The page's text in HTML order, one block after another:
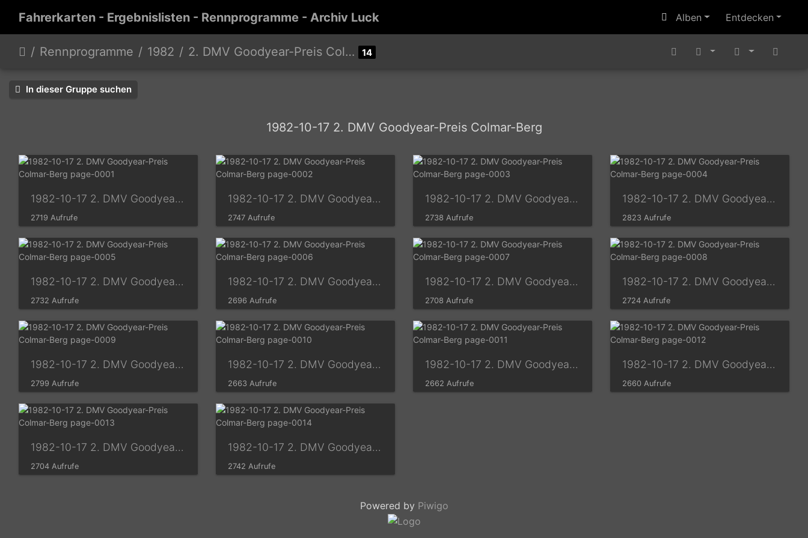
Fahrerkarten - Ergebnislisten - Rennprogramme - Archiv Luck Alben Entdecken
Rennprogramme 1982 2. DMV Goodyear-Preis Colmar-Berg 14
In dieser Gruppe suchen
1982-10-17 2. DMV Goodyear-Preis Colmar-Berg
1982-10-17 2. DMV Goodyear-Preis Colmar-Berg page-0001
2719 Aufrufe
1982-10-17 2. DMV Goodyear-Preis Colmar-Berg page-0002
2747 Aufrufe
1982-10-17 2. DMV Goodyear-Preis Colmar-Berg page-0003
2738 Aufrufe
1982-10-17 2. DMV Goodyear-Preis Colmar-Berg page-0004
2823 Aufrufe
1982-10-17 2. DMV Goodyear-Preis Colmar-Berg page-0005
2732 Aufrufe
1982-10-17 2. DMV Goodyear-Preis Colmar-Berg page-0006
2696 Aufrufe
1982-10-17 2. DMV Goodyear-Preis Colmar-Berg page-0007
2708 Aufrufe
1982-10-17 2. DMV Goodyear-Preis Colmar-Berg page-0008
2724 Aufrufe
1982-10-17 2. DMV Goodyear-Preis Colmar-Berg page-0009
2799 Aufrufe
1982-10-17 2. DMV Goodyear-Preis Colmar-Berg page-0010
2663 Aufrufe
1982-10-17 2. DMV Goodyear-Preis Colmar-Berg page-0011
2662 Aufrufe
1982-10-17 2. DMV Goodyear-Preis Colmar-Berg page-0012
2660 Aufrufe
1982-10-17 2. DMV Goodyear-Preis Colmar-Berg page-0013
2704 Aufrufe
1982-10-17 2. DMV Goodyear-Preis Colmar-Berg page-0014
2742 Aufrufe
Powered by Piwigo